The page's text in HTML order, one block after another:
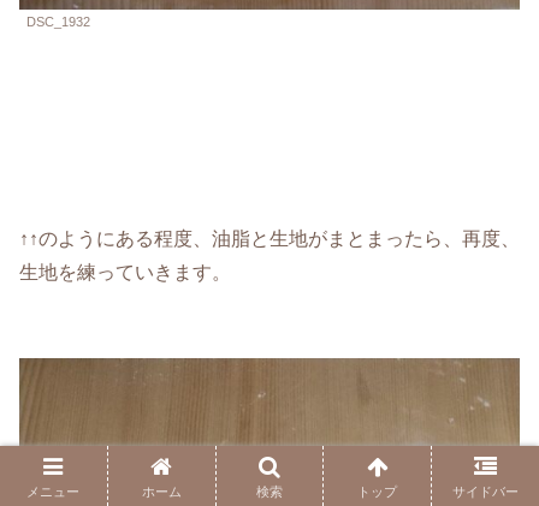
DSC_1932
↑↑のようにある程度、油脂と生地がまとまったら、再度、
生地を練っていきます。
メニュー ホーム 検索 トップ サイドバー